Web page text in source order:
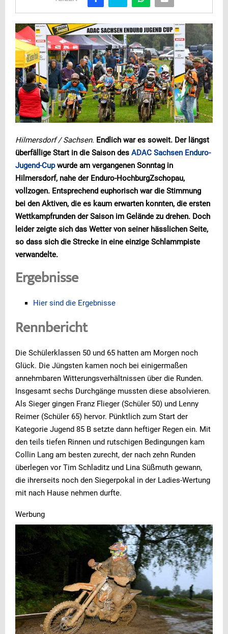
Hilmersdorf / Sachsen. Endlich war es soweit. Der längst
überfällige Start in die Saison des ADAC Sachsen Enduro-
Jugend-Cupwurde am vergangenen Sonntag in
Hilmersdorf, nahe der Enduro-HochburgZschopau,
vollzogen. Entsprechend euphorisch war die Stimmung
bei den Aktiven, die es kaum erwarten konnten, die ersten
Wettkampfrunden der Saison im Gelände zu drehen. Doch
leider zeigte sich das Wetter von seiner hässlichen Seite,
so dass sich die Strecke in eine einzige Schlammpiste
verwandelte.
Ergebnisse
Hier sind die Ergebnisse
Rennbericht
Die Schülerklassen 50 und 65 hatten am Morgen noch
Glück. Die Jüngsten kamen noch bei einigermaßen
annehmbaren Witterungsverhältnissen über die Runden.
Insgesamt sechs Durchgänge mussten diese absolvieren.
Als Sieger gingen Franz Flieger (Schüler 50) und Lenny
Reimer (Schüler 65) hervor. Pünktlich zum Start der
Kategorie Jugend 85 B setzte dann heftiger Regen ein. Mit
den teils tiefen Rinnen und rutschigen Bedingungen kam
Collin Lang am besten zurecht, der nach zehn Runden
überlegen vor Tim Schladitz und Lina Süßmuth gewann,
die ihrerseits noch den Siegerpokal in der Ladies-Wertung
mit nach Hause nehmen durfte.
Werbung